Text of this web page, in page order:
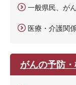
一般県民、が
医療・介護関
がんの予防